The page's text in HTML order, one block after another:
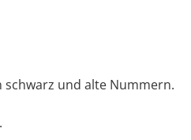
schwarz und alte Nummern.